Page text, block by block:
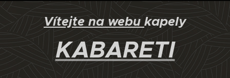
Vítejte na webu kapely
KABARETI